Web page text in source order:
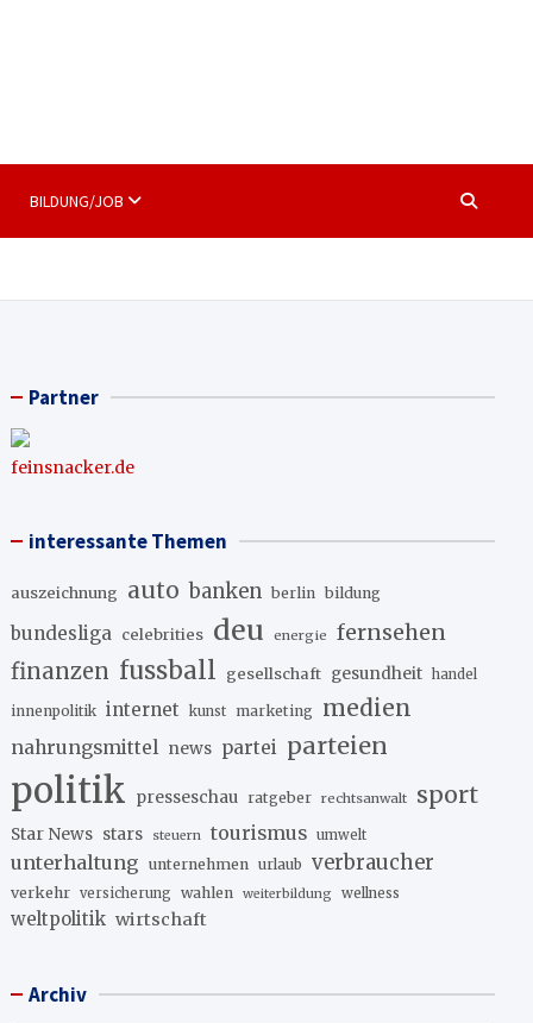
BILDUNG/JOB
Partner
feinsnacker.de
interessante Themen
auszeichnung auto banken berlin bildung
bundesliga celebrities deu energie
fernsehen
finanzen fussball gesellschaft gesundheit handel
innenpolitik internet kunst marketing medien
nahrungsmittel news partei parteien
politik presseschau ratgeber rechtsanwalt sport
Star News stars steuern tourismus umwelt
unterhaltung unternehmen urlaub verbraucher
verkehr versicherung wahlen weiterbildung wellness
weltpolitik wirtschaft
Archiv